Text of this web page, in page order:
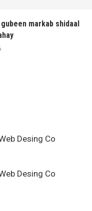
markab shidaal